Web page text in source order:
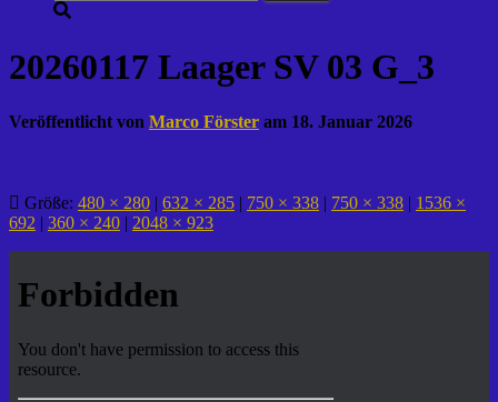
nach:
20260117 Laager SV 03 G_3
Veröffentlicht von Marco Förster am 18. Januar 2026
Größe: 480 × 280 | 632 × 285 | 750 × 338 | 750 × 338 | 1536 ×
692 | 360 × 240 | 2048 × 923